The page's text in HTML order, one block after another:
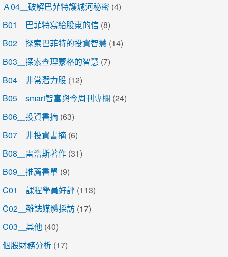
Ａ04＿破解巴菲特護城河秘密 (4)
B01＿巴菲特寫給股東的信 (8)
B02＿探索巴菲特的投資智慧 (14)
B03＿探索查理蒙格的智慧 (7)
B04＿非常潛力股 (12)
B05＿smart智富與今周刊專欄 (24)
B06＿投資書摘 (63)
B07＿非投資書摘 (6)
B08＿雷浩斯著作 (31)
B09＿推薦書單 (9)
C01＿課程學員好評 (113)
C02＿雜誌媒體採訪 (17)
C03＿其他 (40)
個股財務分析 (17)